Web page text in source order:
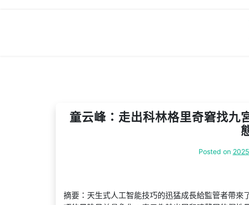
童云峰：走出科林格里奇窘找九
Posted on
摘要：天生式人工智能技巧的迅猛成長給監管者帶